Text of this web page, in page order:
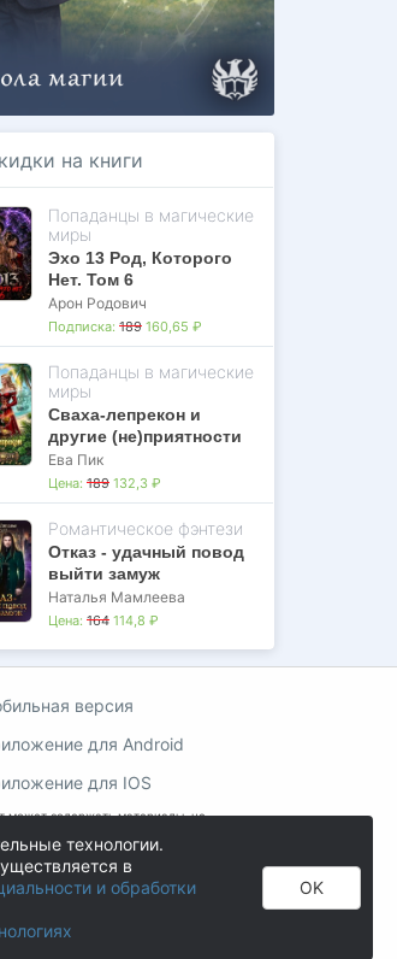
на книги
Попаданцы в магические
миры
Эхо 13 Род, Которого
Нет. Том 6
Арон Родович
Подписка: 189 160,65 ₽
Попаданцы в магические
миры
Сваха-лепрекон и
другие (не)приятности
Ева Пик
Цена: 189 132,3 ₽
Романтическое фэнтези
Отказ - удачный повод
выйти замуж
Наталья Мамлеева
Цена: 164 114,8 ₽
версия
для Android
для IOS
может содержать материалы, не
18 лет!
ресурсе применяются
технологии.
© 2016 - 2026
технологии.
в
и обработки
OK